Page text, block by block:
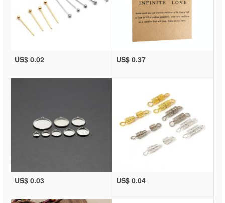
US$ 0.02 US$ 0.37
US$ 0.03 US$ 0.04